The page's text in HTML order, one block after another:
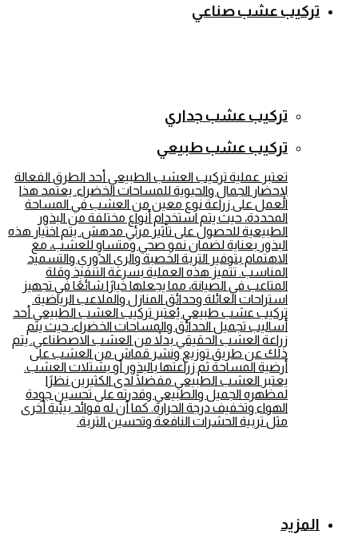
تركيب عشب صناعي
تركيب عشب جداري
تركيب عشب طبيعي
تعتبر عملية تركيب العشب الطبيعي أحد الطرق الفعالة
لإحضار الجمال والحيوية للمساحات الخضراء. يعتمد هذا
العمل على زراعة نوع معين من العشب في المساحة
المحددة، حيث يتم استخدام أنواع مختلفة من البذور
الطبيعية للحصول على تأثير مرئي مدهش. يتم اختيار هذه
البذور بعناية لضمان نمو صحي ومتساوٍ للعشب، مع
الاهتمام بتوفير التربة الخصبة والري الدوري والتسميد
المناسب. تتميز هذه العملية بسرعة التنفيذ وقلة
المتاعب في الصيانة، مما يجعلها خيارًا شائعًا في تجهيز
استراحات العائلة وحدائق المنازل والملاعب الرياضية.
تركيب عشب طبيعي يُعتبر تركيب العشب الطبيعي أحد
أساليب تجميل الحدائق والمساحات الخضراء، حيث يتم
زراعة العشب الحقيقي بدلاً من العشب الاصطناعي. يتم
ذلك عن طريق توزيع ونشر قماش من العشب على
أرضية المساحة ثم زراعتها بالبذور أو بشتلات العشب.
يعتبر العشب الطبيعي مفضلًا لدى الكثيرين نظرًا
لمظهره الجميل والطبيعي وقدرته على تحسين جودة
الهواء وتخفيف درجة الحرارة. كما أن له فوائد بيئية أخرى
مثل تربية الحشرات النافعة وتحسين التربة.
المزيد